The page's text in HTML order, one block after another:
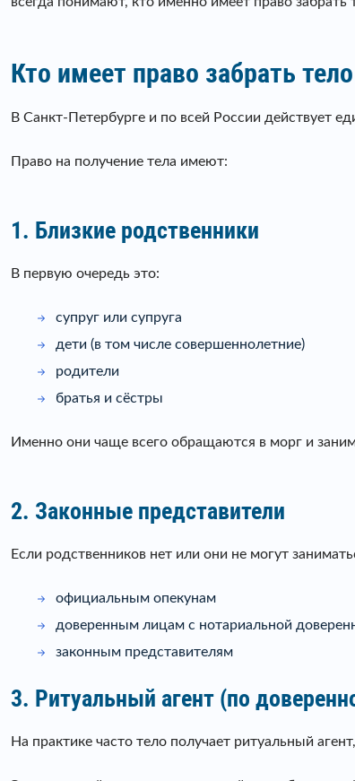
Кто имеет право забрать
В Санкт-Петербурге и по всей России действует
Право на получение тела имеют:
1. Близкие родственники
В первую очередь это:
супруг или супруга
дети (в том числе совершеннолетние)
родители
братья и сёстры
Именно они чаще всего обращаются в морг и
2. Законные представители
Если родственников нет или они не могут
официальным опекунам
доверенным лицам с нотариальной
законным представителям
3. Ритуальный агент (по
На практике часто тело получает ритуальный